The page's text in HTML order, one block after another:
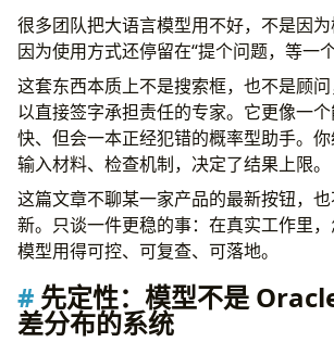
先定性：模型不是 Oracle，是有误差分
一、先把工作定义清楚，别把“写点东西”
上下文至少要交代三层
1. 业务上下文
2. 资料上下文
3. 输出上下文
三、能提供源材料，就不要让模型靠记忆
好的做法
差的做法
四、Prompt 要有结构，不要把要求搅成
举个例子：让它写分析，不要写空泛抒
很多团队把大语言模型用不好，不是因
因为使用方式还停留在“提个问题，等一个
这套东西本质上不是搜索框，也不是顾
以直接签字承担责任的专家。它更像一
快、但会一本正经犯错的概率型助手。你
输入材料、检查机制，决定了结果上限。
这篇文章不聊某一家产品的最新按钮，
新。只谈一件更稳的事：在真实工作里
模型用得可控、可复查、可落地。
先定性：模型不是
差分布的系统